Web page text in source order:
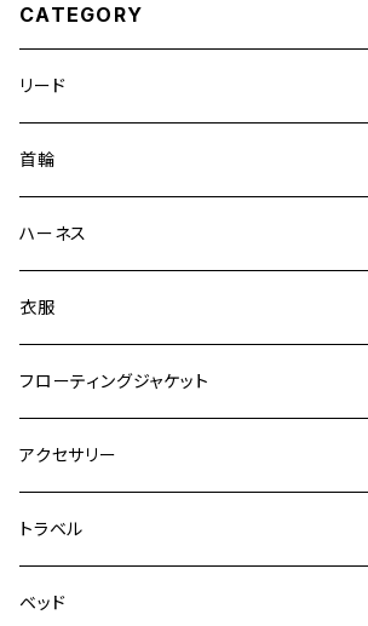
CATEGORY
リード
エッセンシャル
ゼロショック
ロードランナー
ヴァリオ
デニム＆コーデュロイ
その他
首輪
エッセンシャル
ネオカラー
ダブルロックカラー
デニム＆コーデュロイ
その他
ハーネス
エッセンシャル
ハーネス
クイックハーネス
メッシュフィットハーネス
デニム＆コーデュロイ
衣服
ラッシュガード
フローティングジャケット
DFDブースト
アクセサリー
トラベル
ドライブハーネス
ベッド